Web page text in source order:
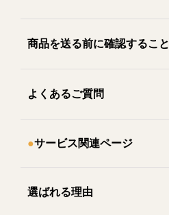
商品を送る前に確認すること
よくあるご質問
サービス関連ページ
選ばれる理由